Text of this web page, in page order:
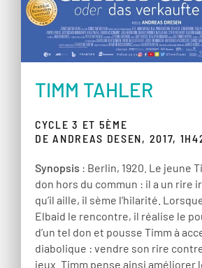
TIMM TAHLER
CYCLE 3 ET 5ÈME
DE ANDREAS DESEN, 2017,
Synopsis : Berlin, 1920. Le jeune
don hors du commun : il a un rire
qu’il aille, il sème l’hilarité.
Elbaid le rencontre, il réalise le
d’un tel don et pousse Timm à
diabolique : vendre son rire
jeux. Timm pense ainsi améliorer